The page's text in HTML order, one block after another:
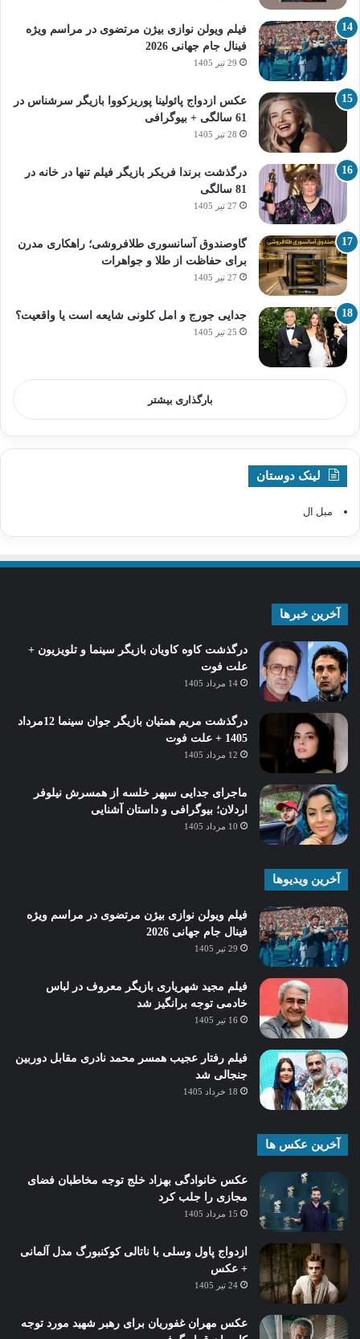
فیلم ویولن نوازی بیژن مرتضوی در مراسم ویژه
فینال جام جهانی 2026
29 تیر 1405
عکس ازدواج پائولینا پوریزکووا بازیگر سرشناس در
61 سالگی + بیوگرافی
28 تیر 1405
درگذشت برندا فریکر بازیگر فیلم تنها در خانه در
81 سالگی
27 تیر 1405
گاوصندوق آسانسوری طلافروشی؛ راهکاری مدرن
برای حفاظت از طلا و جواهرات
27 تیر 1405
جدایی جورج و امل کلونی شایعه است یا واقعیت؟
25 تیر 1405
بارگذاری بیشتر
لینک دوستان
مبل ال
آخرین خبرها
درگذشت کاوه کاویان بازیگر سینما و تلویزیون +
علت فوت
14 مرداد 1405
درگذشت مریم همتیان بازیگر جوان سینما 12مرداد
1405 + علت فوت
12 مرداد 1405
ماجرای جدایی سپهر خلسه از همسرش نیلوفر
اردلان؛ بیوگرافی و داستان آشنایی
10 مرداد 1405
آخرین ویدیوها
فیلم ویولن نوازی بیژن مرتضوی در مراسم ویژه
فینال جام جهانی 2026
29 تیر 1405
فیلم مجید شهریاری بازیگر معروف در لباس
خادمی توجه برانگیز شد
16 تیر 1405
فیلم رفتار عجیب همسر محمد نادری مقابل دوربین
جنجالی شد
18 خرداد 1405
آخرین عکس ها
عکس خانوادگی بهزاد خلج توجه مخاطبان فضای
مجازی را جلب کرد
15 مرداد 1405
ازدواج پاول وسلی با ناتالی کوکنبورگ مدل آلمانی
+ عکس
24 تیر 1405
عکس مهران غفوریان برای رهبر شهید مورد توجه